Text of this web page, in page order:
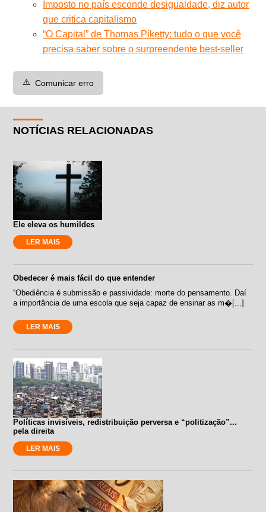
Imposto no país esconde desigualdade, diz autor
que critica capitalismo
“O Capital” de Thomas Piketty: tudo o que você
precisa saber sobre o surpreendente best-seller
⚠️ Comunicar erro
NOTÍCIAS RELACIONADAS
Ele eleva os humildes
LER MAIS
Obedecer é mais fácil do que entender
“Obediência é submissão e passividade: morte do pensamento. Daí
a importância de uma escola que seja capaz de ensinar as m�[...]
LER MAIS
Políticas invisíveis, redistribuição perversa e “politização”...
pela direita
LER MAIS